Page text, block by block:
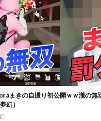
まきの自撮り初公開ｗｗ瀧の無
幻）